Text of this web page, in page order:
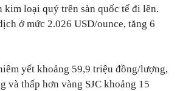
loại quý trên sàn quốc tế đi lên.
ở mức 2.026 USD/ounce, tăng 6
yết khoảng 59,9 triệu đồng/lượng,
và thấp hơn vàng SJC khoảng 15